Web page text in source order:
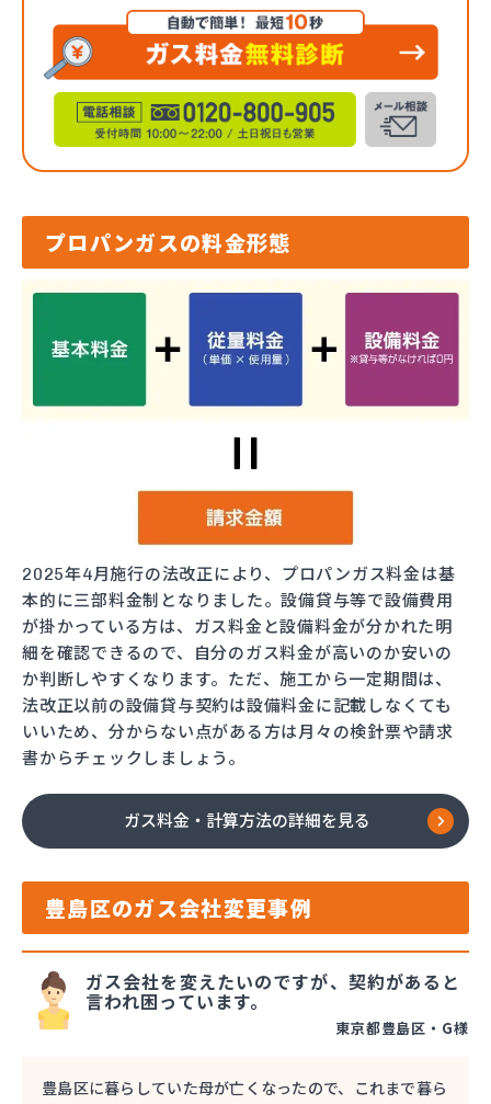
プロパンガスの料金形態
2025年4月施行の法改正により、プロパンガス料金は基
本的に三部料金制となりました。設備貸与等で設備費用
が掛かっている方は、ガス料金と設備料金が分かれた明
細を確認できるので、自分のガス料金が高いのか安いの
か判断しやすくなります。ただ、施工から一定期間は、
法改正以前の設備貸与契約は設備料金に記載しなくても
いいため、分からない点がある方は月々の検針票や請求
書からチェックしましょう。
ガス料金・計算方法の詳細を見る
豊島区のガス会社変更事例
ガス会社を変えたいのですが、契約があると
言われ困っています。
東京都豊島区・G様
豊島区に暮らしていた母が亡くなったので、これまで暮ら